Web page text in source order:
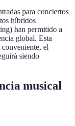
para conciertos
híbridos
han permitido a
global. Esta
conveniente, el
siendo
musical